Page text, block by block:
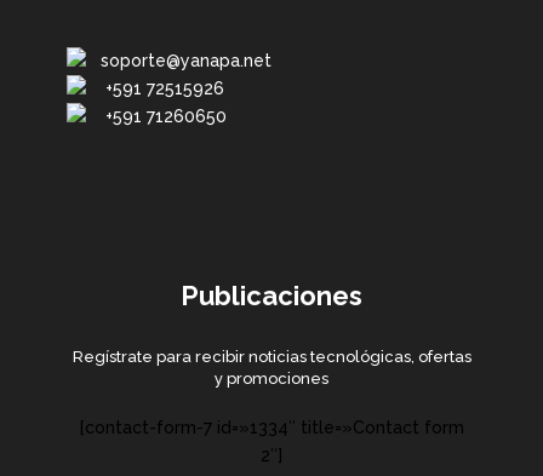
soporte@yanapa.net
+591 72515926
+591 71260650
Publicaciones
Regístrate para recibir noticias tecnológicas, ofertas
y promociones
[contact-form-7 id=»1334″ title=»Contact form
2″]